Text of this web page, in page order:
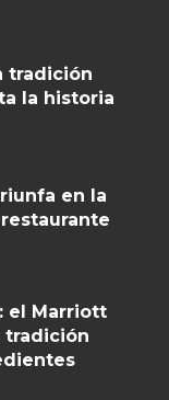
tradición
la historia
en la
el Marriott
tradición